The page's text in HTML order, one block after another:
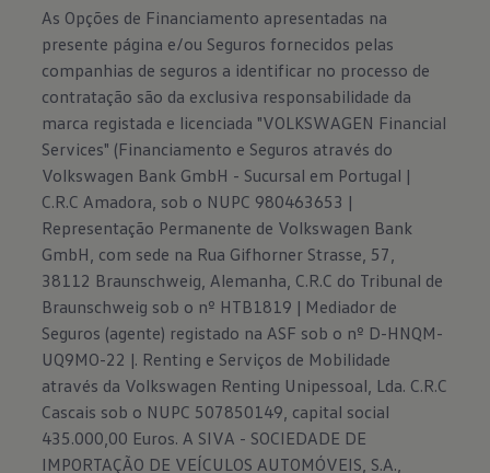
As Opções de Financiamento apresentadas na
presente página e/ou Seguros fornecidos pelas
companhias de seguros a identificar no processo de
contratação são da exclusiva responsabilidade da
marca registada e licenciada "VOLKSWAGEN Financial
Services" (Financiamento e Seguros através do
Volkswagen Bank GmbH - Sucursal em Portugal |
C.R.C Amadora, sob o NUPC 980463653 |
Representação Permanente de Volkswagen Bank
GmbH, com sede na Rua Gifhorner Strasse, 57,
38112 Braunschweig, Alemanha, C.R.C do Tribunal de
Braunschweig sob o nº HTB1819 | Mediador de
Seguros (agente) registado na ASF sob o nº D-HNQM-
UQ9MO-22 |. Renting e Serviços de Mobilidade
através da Volkswagen Renting Unipessoal, Lda. C.R.C
Cascais sob o NUPC 507850149, capital social
435.000,00 Euros. A SIVA - SOCIEDADE DE
IMPORTAÇÃO DE VEÍCULOS AUTOMÓVEIS, S.A.,